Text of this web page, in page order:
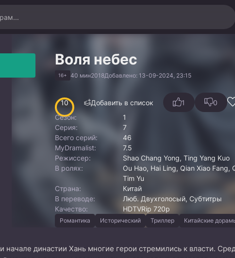
Воля небес
16+ 40 мин2018Добавлено: 13-09-2024, 23:15
10 Добавить в список 1 0
Сезон:
1
Серия:
7
Всего серий:
46
MyDramalist:
7.5
Режиссер:
Shao Chang Yong, Ting Yang Kuo
В ролях:
Ou Hao, Hai Ling, Qian Xiao Fang,
Tim Yu
Страна:
Китай
В переводе:
Люб. Двухголосый, Субтитры
Качество:
HDTVRip 720p
Романтика Исторический Триллер Китайские
начале династии Хань многие герои стремились к власти.